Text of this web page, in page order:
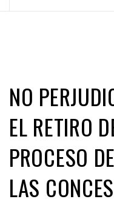
NO
EL RETIRO
PROCESO
LAS